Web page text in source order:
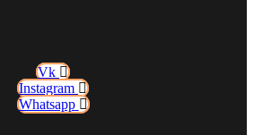
Vk
Instagram
Whatsapp